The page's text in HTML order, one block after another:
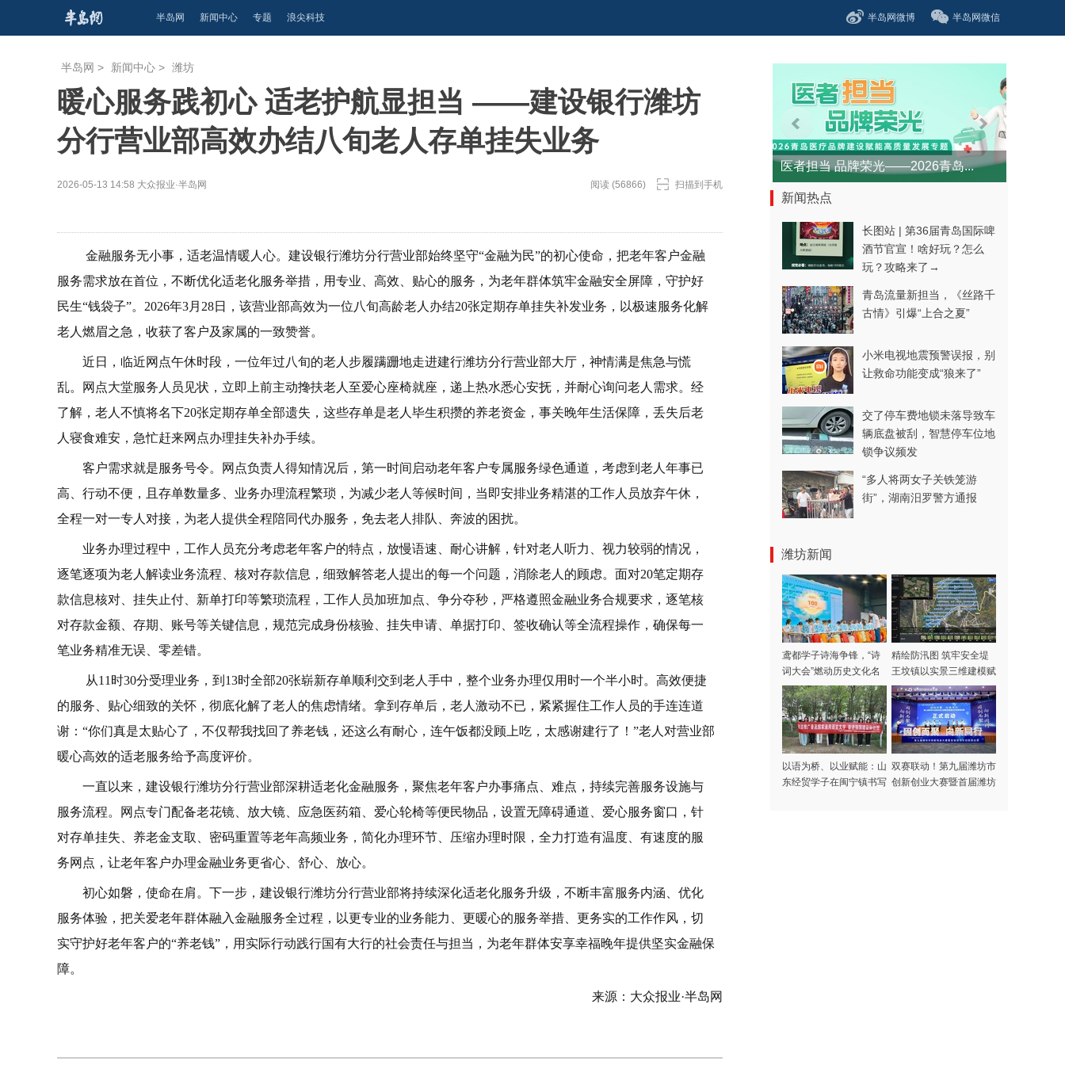
半岛网 新闻中心 专题 浪尖科技 半岛网微博 半岛网微信
半岛网 > 新闻中心 > 潍坊
暖心服务践初心 适老护航显担当 ——建设银行潍坊
分行营业部高效办结八旬老人存单挂失业务
2026-05-13 14:58 大众报业·半岛网 阅读 (56866) 扫描到手机
金融服务无小事，适老温情暖人心。建设银行潍坊分行营业部始终坚守“金融为民”的初心使命，把老年客户金融
服务需求放在首位，不断优化适老化服务举措，用专业、高效、贴心的服务，为老年群体筑牢金融安全屏障，守护好
民生“钱袋子”。2026年3月28日，该营业部高效为一位八旬高龄老人办结20张定期存单挂失补发业务，以极速服务化解
老人燃眉之急，收获了客户及家属的一致赞誉。
近日，临近网点午休时段，一位年过八旬的老人步履蹒跚地走进建行潍坊分行营业部大厅，神情满是焦急与慌
乱。网点大堂服务人员见状，立即上前主动搀扶老人至爱心座椅就座，递上热水悉心安抚，并耐心询问老人需求。经
了解，老人不慎将名下20张定期存单全部遗失，这些存单是老人毕生积攒的养老资金，事关晚年生活保障，丢失后老
人寝食难安，急忙赶来网点办理挂失补办手续。
客户需求就是服务号令。网点负责人得知情况后，第一时间启动老年客户专属服务绿色通道，考虑到老人年事已
高、行动不便，且存单数量多、业务办理流程繁琐，为减少老人等候时间，当即安排业务精湛的工作人员放弃午休，
全程一对一专人对接，为老人提供全程陪同代办服务，免去老人排队、奔波的困扰。
业务办理过程中，工作人员充分考虑老年客户的特点，放慢语速、耐心讲解，针对老人听力、视力较弱的情况，
逐笔逐项为老人解读业务流程、核对存款信息，细致解答老人提出的每一个问题，消除老人的顾虑。面对20笔定期存
款信息核对、挂失止付、新单打印等繁琐流程，工作人员加班加点、争分夺秒，严格遵照金融业务合规要求，逐笔核
对存款金额、存期、账号等关键信息，规范完成身份核验、挂失申请、单据打印、签收确认等全流程操作，确保每一
笔业务精准无误、零差错。
从11时30分受理业务，到13时全部20张崭新存单顺利交到老人手中，整个业务办理仅用时一个半小时。高效便捷
的服务、贴心细致的关怀，彻底化解了老人的焦虑情绪。拿到存单后，老人激动不已，紧紧握住工作人员的手连连道
谢：“你们真是太贴心了，不仅帮我找回了养老钱，还这么有耐心，连午饭都没顾上吃，太感谢建行了！”老人对营业部
暖心高效的适老服务给予高度评价。
一直以来，建设银行潍坊分行营业部深耕适老化金融服务，聚焦老年客户办事痛点、难点，持续完善服务设施与
服务流程。网点专门配备老花镜、放大镜、应急医药箱、爱心轮椅等便民物品，设置无障碍通道、爱心服务窗口，针
对存单挂失、养老金支取、密码重置等老年高频业务，简化办理环节、压缩办理时限，全力打造有温度、有速度的服
务网点，让老年客户办理金融业务更省心、舒心、放心。
初心如磐，使命在肩。下一步，建设银行潍坊分行营业部将持续深化适老化服务升级，不断丰富服务内涵、优化
服务体验，把关爱老年群体融入金融服务全过程，以更专业的业务能力、更暖心的服务举措、更务实的工作作风，切
实守护好老年客户的“养老钱”，用实际行动践行国有大行的社会责任与担当，为老年群体安享幸福晚年提供坚实金融保
障。
来源：大众报业·半岛网
医者担当 品牌荣光——2026青岛...
新闻热点
长图站 | 第36届青岛国际啤
酒节官宣！啥好玩？怎么
玩？攻略来了→
青岛流量新担当，《丝路千
古情》引爆“上合之夏”
小米电视地震预警误报，别
让救命功能变成“狼来了”
交了停车费地锁未落导致车
辆底盘被刮，智慧停车位地
锁争议频发
“多人将两女子关铁笼游
街”，湖南汨罗警方通报
潍坊新闻
鸢都学子诗海争锋，“诗
词大会”燃动历史文化名
城潍坊，优胜选手逐梦省
级擂台
精绘防汛图 筑牢安全堤
王坟镇以实景三维建模赋
能山洪智慧防御
以语为桥、以业赋能：山
东经贸学子在闽宁镇书写
双赛联动！第九届潍坊市
创新创业大赛暨首届潍坊